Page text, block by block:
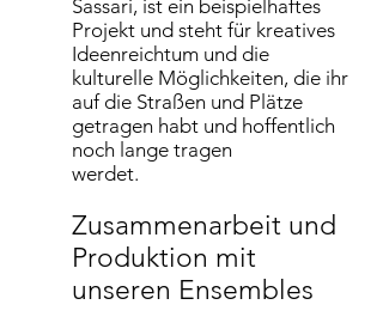
Sassari, ist ein beispielhaftes
Projekt und steht für kreatives
Ideenreichtum und die
kulturelle Möglichkeiten, die ihr
auf die Straßen und Plätze
getragen habt und hoffentlich
noch lange tragen
werdet.
Zusammenarbeit und
Produktion mit
unseren Ensembles